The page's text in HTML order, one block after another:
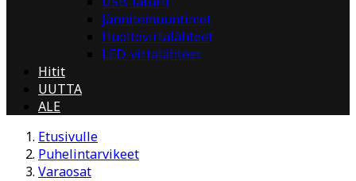
Jännitemuuntimet
Huoltovirtalähteet
LED-virtalähteet
Hitit
UUTTA
ALE
Etusivulle
Puhelintarvikeet
Varaosat